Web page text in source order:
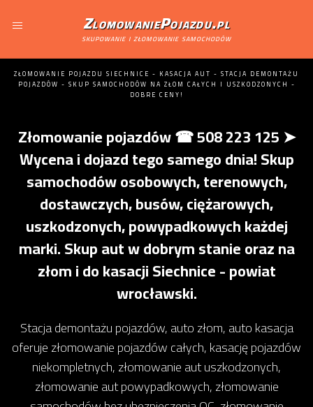
ZlomowaniePojazdu.pl
skupowanie i złomowanie samochodów
ZŁOMOWANIE POJAZDU SIECHNICE - KASACJA AUT - STACJA DEMONTAŻU
POJAZDÓW - SKUP SAMOCHODÓW NA ZŁOM CAŁYCH I USZKODZONYCH -
DOBRE CENY!
Złomowanie pojazdów ☎ 508 223 125 ➤
Wycena i dojazd tego samego dnia! Skup
samochodów osobowych, terenowych,
dostawczych, busów, ciężarowych,
uszkodzonych, powypadkowych każdej
marki. Skup aut w dobrym stanie oraz na
złom i do kasacji Siechnice - powiat
wrocławski.
Stacja demontażu pojazdów, auto złom, auto kasacja
oferuje złomowanie pojazdów całych, kasację pojazdów
niekompletnych, złomowanie aut uszkodzonych,
złomowanie aut powypadkowych, złomowanie